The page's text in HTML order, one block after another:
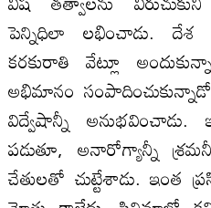
పెన్నిధిలా లభించాడు. దేశ
కరకురాతి వేట్లూ
అభిమానం
విద్వేషాన్నీ అనుభవించాడు.
పడుతూ, అనారోగ్యాన్నీ
చేతులతో చుట్టేశాడు. ఇంత